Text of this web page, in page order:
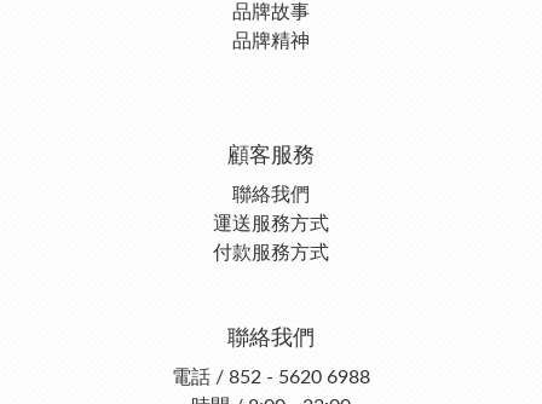
品牌故事
品牌精神
顧客服務
聯絡我們
運送服務方式
付款服務方式
聯絡我們
電話 / 852 - 5620 6988